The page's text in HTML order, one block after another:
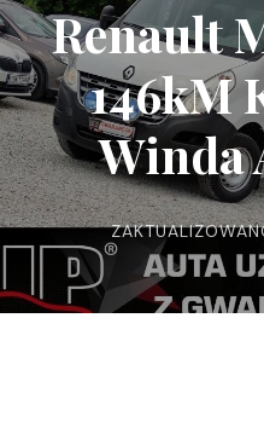
Renault
146kM
Winda